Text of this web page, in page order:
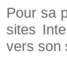
Pour sa
sites
vers son